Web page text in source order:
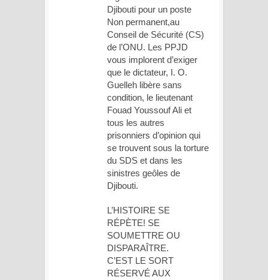
Djibouti pour un poste
Non permanent,au
Conseil de Sécurité (CS)
de l’ONU. Les PPJD
vous implorent d’exiger
que le dictateur, I. O.
Guelleh libère sans
condition, le lieutenant
Fouad Youssouf Ali et
tous les autres
prisonniers d’opinion qui
se trouvent sous la torture
du SDS et dans les
sinistres geôles de
Djibouti.
L’HISTOIRE SE
RÉPÈTE! SE
SOUMETTRE OU
DISPARAÎTRE.
C’EST LE SORT
RÉSERVÉ AUX